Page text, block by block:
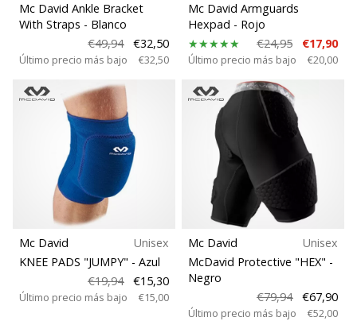
Mc David Ankle Bracket
With Straps - Blanco
€49,94
€32,50
Último precio más bajo €32,50
Mc David Armguards
Hexpad - Rojo
€24,95
€17,90
Último precio más bajo €20,00
Mc David
Unisex
KNEE PADS "JUMPY" - Azul
€19,94
€15,30
Último precio más bajo €15,00
Mc David
Unisex
McDavid Protective "HEX" -
Negro
€79,94
€67,90
Último precio más bajo €52,00